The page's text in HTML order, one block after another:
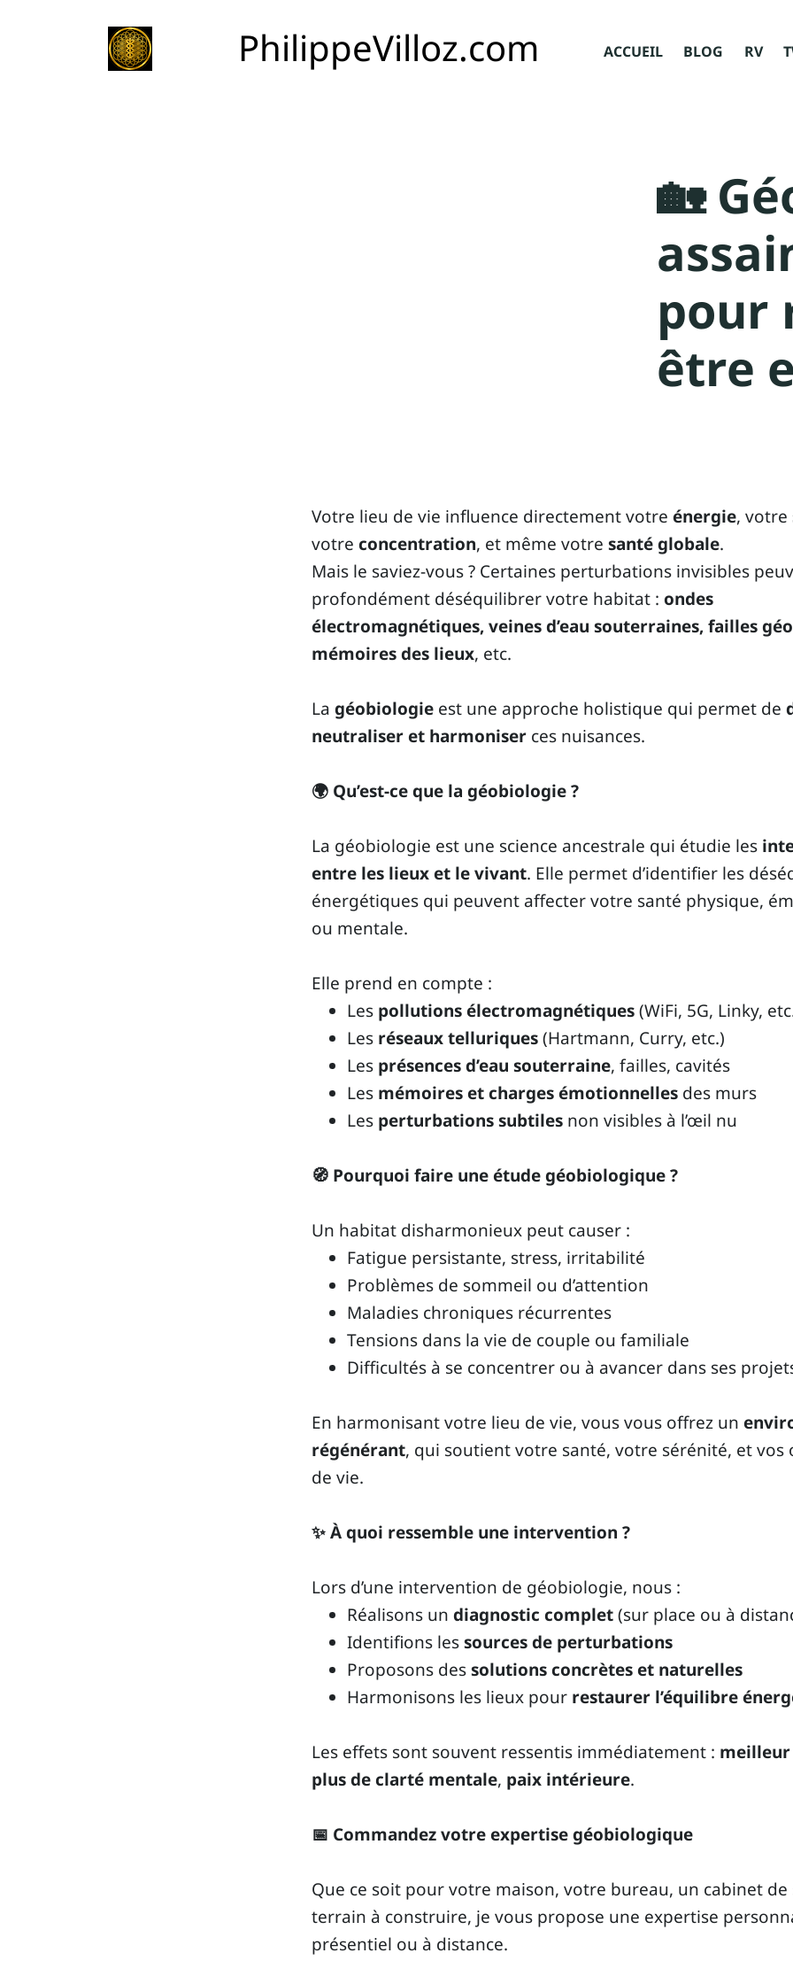
PhilippeVilloz.com ACCUEIL BLOG RV
🏡
pour
être
Votre lieu de vie influence directement votre énergie, votre
votre concentration, et même votre santé globale.
Mais le saviez-vous ? Certaines perturbations invisibles
profondément déséquilibrer votre habitat : ondes
électromagnétiques, veines d’eau souterraines, failles
mémoires des lieux, etc.
La géobiologie est une approche holistique qui permet de
neutraliser et harmoniser ces nuisances.
🌍 Qu’est-ce que la géobiologie ?
La géobiologie est une science ancestrale qui étudie les
entre les lieux et le vivant. Elle permet d’identifier les
énergétiques qui peuvent affecter votre santé physique,
ou mentale.
Elle prend en compte :
Les pollutions électromagnétiques(WiFi, 5G, Linky,
Les réseaux telluriques(Hartmann, Curry, etc.)
Les présences d’eau souterraine, failles, cavités
Les mémoires et charges émotionnelles des murs
Les perturbations subtiles non visibles à l’œil nu
🧭 Pourquoi faire une étude géobiologique ?
Un habitat disharmonieux peut causer :
Fatigue persistante, stress, irritabilité
Problèmes de sommeil ou d’attention
Maladies chroniques récurrentes
Tensions dans la vie de couple ou familiale
Difficultés à se concentrer ou à avancer dans ses
En harmonisant votre lieu de vie, vous vous offrez un
régénérant, qui soutient votre santé, votre sérénité, et vos
de vie.
✨ À quoi ressemble une intervention ?
Lors d’une intervention de géobiologie, nous :
Réalisons un diagnostic complet(sur place ou à
Identifions lessources de perturbations
Proposons dessolutions concrètes et naturelles
Harmonisons les lieux pour restaurer l’équilibre
Les effets sont souvent ressentis immédiatement :
plus de clarté mentale, paix intérieure.
📅 Commandez votre expertise géobiologique
Que ce soit pour votre maison, votre bureau, un cabinet
terrain à construire, je vous propose une expertise
présentiel ou à distance.